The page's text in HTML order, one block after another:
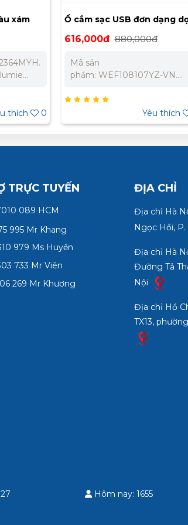
xám
4
sắc:
Nhựa
Bắc
303 733
thích 0
Ổ cắm sạc USB đơn dạng
bắt vít Panasonic
616,000đ 880,000đ
Mã sản
phẩm: WEF108107YZ-VN.
đơn. Dòng điện đầu vào
(Input): AC 220V. Dòng điện
đầu ra (Output): 5V, 2.4A. Tần
độ hoạt động: -10°C đến
Bảo Hành Chính Hãng 12
nhận báo giá tốt nhất cho
án. Miền Bắc : 0989 310
979 – 0973 106 269 Miền
Nam: 0902 303 733 – 0945
Yêu thích
TRỰC TUYẾN
089 HCM
995 Mr Khang
979 Ms Huyền
733 Mr Viên
269 Mr Khương
ĐỊA CHỈ
Địa chỉ Hà
Ngọc Hồi,
Địa chỉ Hà
Đường Tả
Nội
Địa chỉ Hồ
TX13,
Hôm nay: 1655